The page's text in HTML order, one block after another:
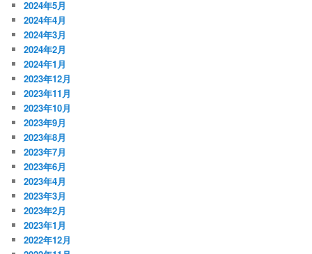
2024年5月
2024年4月
2024年3月
2024年2月
2024年1月
2023年12月
2023年11月
2023年10月
2023年9月
2023年8月
2023年7月
2023年6月
2023年4月
2023年3月
2023年2月
2023年1月
2022年12月